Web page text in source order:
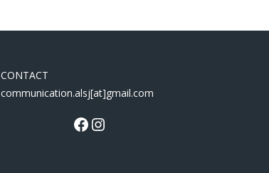
CONTACT
communication.alsj[at]gmail.com